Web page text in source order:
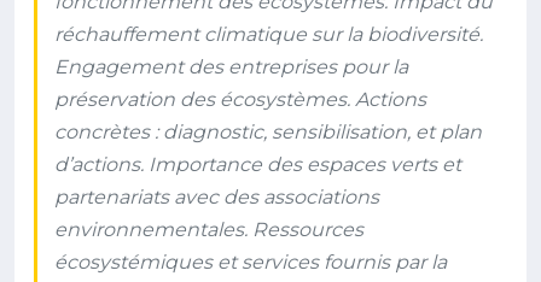
réchauffement climatique sur la biodiversité.
Engagement des entreprises pour la
préservation des écosystèmes. Actions
concrètes : diagnostic, sensibilisation, et plan
d’actions. Importance des espaces verts et
partenariats avec des associations
environnementales. Ressources
écosystémiques et services fournis par la